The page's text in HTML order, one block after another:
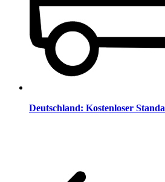
Deutschland: Kostenloser